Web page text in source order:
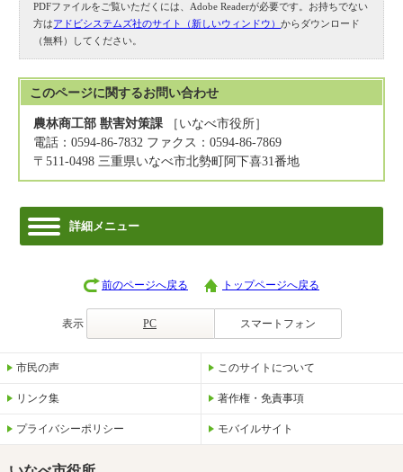
PDFファイルをご覧いただくには、Adobe Readerが必要です。お持ちでない
方はアドビシステムズ社のサイト（新しいウィンドウ）からダウンロード
（無料）してください。
このページに関するお問い合わせ
農林商工部 獣害対策課 ［いなべ市役所］
電話：0594-86-7832 ファクス：0594-86-7869
〒511-0498 三重県いなべ市北勢町阿下喜31番地
詳細メニュー
前のページへ戻る トップページへ戻る
表示 PC スマートフォン
市民の声 このサイトについて
リンク集 著作権・免責事項
プライバシーポリシー モバイルサイト